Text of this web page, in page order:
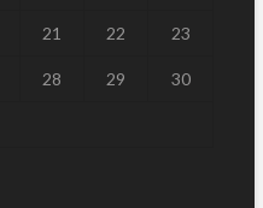
21 22 23
28 29 30